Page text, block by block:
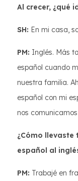
Al crecer, ¿qué
SH: En mi casa,
PM: Inglés. Más
español cuando
nuestra familia.
español con mi
nos
¿Cómo
español al
PM: Trabajé en